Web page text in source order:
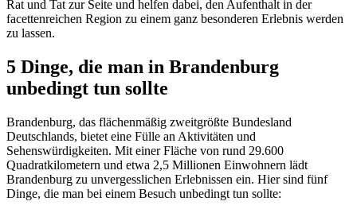
Rat und Tat zur Seite und helfen dabei, den Aufenthalt in der
facettenreichen Region zu einem ganz besonderen Erlebnis werden
zu lassen.
5 Dinge, die man in Brandenburg
unbedingt tun sollte
Brandenburg, das flächenmäßig zweitgrößte Bundesland
Deutschlands, bietet eine Fülle an Aktivitäten und
Sehenswürdigkeiten. Mit einer Fläche von rund 29.600
Quadratkilometern und etwa 2,5 Millionen Einwohnern lädt
Brandenburg zu unvergesslichen Erlebnissen ein. Hier sind fünf
Dinge, die man bei einem Besuch unbedingt tun sollte: